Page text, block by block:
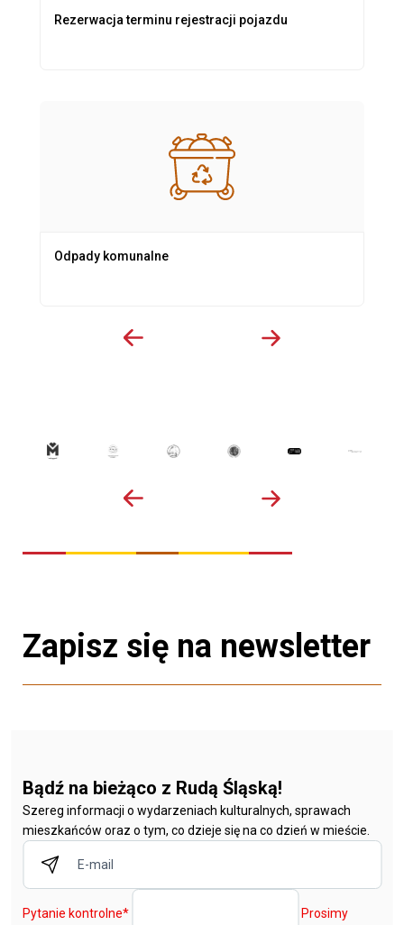
Rezerwacja terminu rejestracji pojazdu
Odpady komunalne
Zapisz się na newsletter
Bądź na bieżąco z Rudą Śląską!
Szereg informacji o wydarzeniach kulturalnych, sprawach
mieszkańców oraz o tym, co dzieje się na co dzień w mieście.
Pytanie kontrolne* Prosimy